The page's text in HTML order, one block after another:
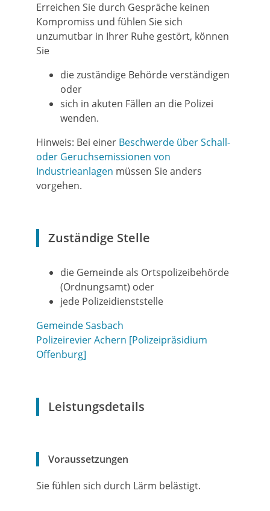
Erreichen Sie durch Gespräche keinen
Kompromiss und fühlen Sie sich
unzumutbar in Ihrer Ruhe gestört, können
Sie
die zuständige Behörde verständigen
oder
sich in akuten Fällen an die Polizei
wenden.
Hinweis: Bei einer Beschwerde über Schall-
oder Geruchsemissionen von
Industrieanlagen müssen Sie anders
vorgehen.
Zuständige Stelle
die Gemeinde als Ortspolizeibehörde
(Ordnungsamt) oder
jede Polizeidienststelle
Gemeinde Sasbach
Polizeirevier Achern [Polizeipräsidium
Offenburg]
Leistungsdetails
Voraussetzungen
Sie fühlen sich durch Lärm belästigt.